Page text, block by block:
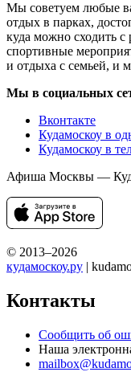
Мы советуем любые
отдых в парках,
куда можно сходить с
спортивные
и отдыха с семьей, и
Мы в социальных
Вконтакте
Кудамоскоу в
Кудамоскоу в
Афиша Москвы —
© 2013–2026
кудамоскоу.ру |
Контакты
Сообщить об
Наша